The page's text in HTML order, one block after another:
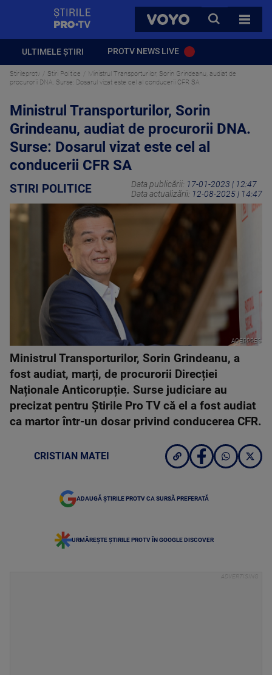
VOYO
CAUTA
TOATE
ULTIMELE ȘTIRI PROTV NEWS LIVE
Stirileprotv Stiri Politice
Ministrul Transporturilor, Sorin Grindeanu, audiat de
procurorii DNA. Surse: Dosarul vizat este cel al conducerii CFR SA
Ministrul Transporturilor, Sorin
Grindeanu, audiat de procurorii DNA.
Surse: Dosarul vizat este cel al
conducerii CFR SA
STIRI POLITICE Data publicării: 17-01-2023 | 12:47
Data actualizării: 12-08-2025 | 14:47
AGERPRES
Ministrul Transporturilor, Sorin Grindeanu, a
fost audiat, marți, de procurorii Direcției
Naționale Anticorupție. Surse judiciare au
precizat pentru Știrile Pro TV că el a fost audiat
ca martor într-un dosar privind conducerea CFR.
CRISTIAN MATEI
ADAUGĂ ȘTIRILE PROTV CA SURSĂ PREFERATĂ
URMĂREȘTE ȘTIRILE PROTV ÎN GOOGLE DISCOVER